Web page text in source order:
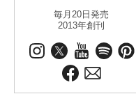
毎月20日発売
2013年創刊